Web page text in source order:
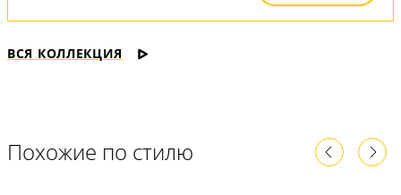
ВСЯ КОЛЛЕКЦИЯ
Похожие по стилю